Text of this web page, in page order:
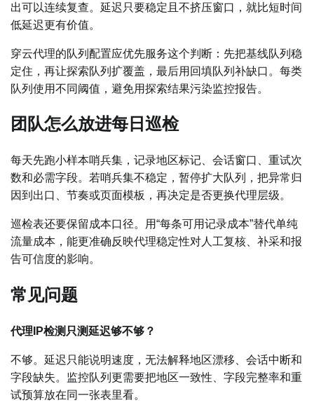
出可以连续复查。延迟只要稳定且不挤压窗口，就比短时间
低延迟更有价值。
穿云代理的队列配置应优先服务这个判断：先把基线队列稳
定住，再让探索队列扩覆盖，最后用回填队列补缺口。每类
队列使用不同阈值，避免用探索结果污染监控报告。
团队怎么放进每日巡检
每天先跑小样本哨兵集，记录地区标记、会话窗口、重试次
数和必需字段。若哨兵集不稳定，暂停扩大队列，把异常归
因到出口、节奏或页面模板，再决定是否更换代理层级。
巡检表还要保留成本口径。用“每条可用记录成本”替代单纯
流量成本，能更准确反映代理稳定性对人工复核、补采和报
告可信度的影响。
常见问题
代理IP检测只测延迟够不够？
不够。延迟只能说明速度，无法解释地区漂移、会话中断和
字段缺失。监控队列更需要把地区一致性、字段完整率和重
试预算放在同一张表里看。